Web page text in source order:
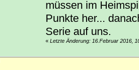
müssen im
Punkte her...
Serie auf uns.
« Letzte Änderung: 16.Februar 2016,